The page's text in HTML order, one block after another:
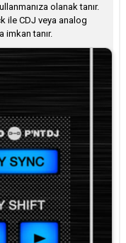
olanak tanır.
ile CDJ veya analog
imkan tanır.